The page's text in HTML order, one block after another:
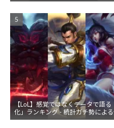
【LoL】感覚ではなくデータで語
化」ランキング - 統計ガチ勢によ